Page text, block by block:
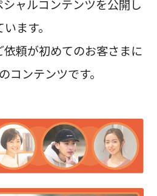
ャルコンテンツを公開し
います。
頼が初めてのお客さまに
コンテンツです。